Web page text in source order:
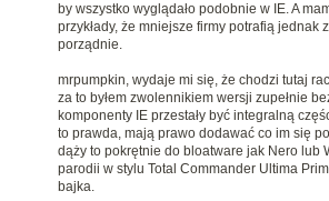
by wszystko wyglądało podobnie w IE. A
przykłady, że mniejsze firmy potrafią jednak
porządnie.
mrpumpkin, wydaje mi się, że chodzi tutaj
za to byłem zwolennikiem wersji zupełnie
komponenty IE przestały być integralną
to prawda, mają prawo dodawać co im się
dąży to pokrętnie do bloatware jak Nero lub
parodii w stylu Total Commander Ultima
bajka.